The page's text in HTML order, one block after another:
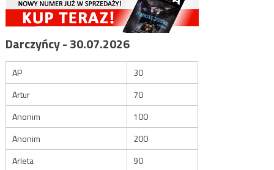
Darczyńcy - 30.07.2026
AP
30
Artur
70
Anonim
100
Anonim
200
Arleta
90